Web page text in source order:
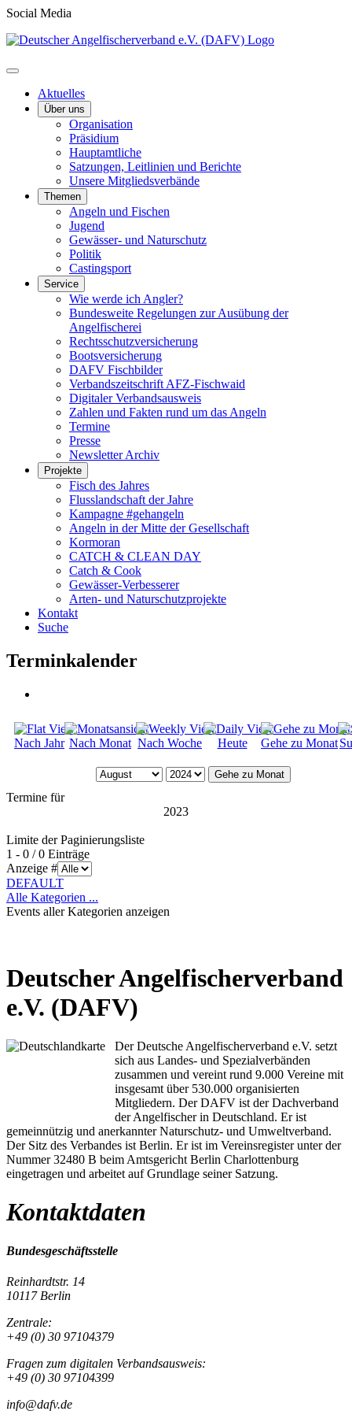
Social Media
Aktuelles
Über uns
Organisation
Präsidium
Hauptamtliche
Satzungen, Leitlinien und Berichte
Unsere Mitgliedsverbände
Themen
Angeln und Fischen
Jugend
Gewässer- und Naturschutz
Politik
Castingsport
Service
Wie werde ich Angler?
Bundesweite Regelungen zur Ausübung der
Angelfischerei
Rechtsschutzversicherung
Bootsversicherung
DAFV Fischbilder
Verbandszeitschrift AFZ-Fischwaid
Digitaler Verbandsausweis
Zahlen und Fakten rund um das Angeln
Termine
Presse
Newsletter Archiv
Projekte
Fisch des Jahres
Flusslandschaft der Jahre
Kampagne #gehangeln
Angeln in der Mitte der Gesellschaft
Kormoran
CATCH & CLEAN DAY
Catch & Cook
Gewässer-Verbesserer
Arten- und Naturschutzprojekte
Kontakt
Suche
Terminkalender
Nach Jahr Nach Monat Nach Woche Heute Gehe zu Monat
Gehe zu Monat
Termine für
2023
Limite der Paginierungsliste
1 - 0 / 0 Einträge
Anzeige #
DEFAULT
Alle Kategorien ...
Events aller Kategorien anzeigen
Deutscher Angelfischerverband
e.V. (DAFV)
Der Deutsche Angelfischerverband e.V. setzt
sich aus Landes- und Spezialverbänden
zusammen und vereint rund 9.000 Vereine mit
insgesamt über 530.000 organisierten
Mitgliedern. Der DAFV ist der Dachverband
der Angelfischer in Deutschland. Er ist
gemeinnützig und anerkannter Naturschutz- und Umweltverband.
Der Sitz des Verbandes ist Berlin. Er ist im Vereinsregister unter der
Nummer 32480 B beim Amtsgericht Berlin Charlottenburg
eingetragen und arbeitet auf Grundlage seiner Satzung.
Kontaktdaten
Bundesgeschäftsstelle
Reinhardtstr. 14
10117 Berlin
Zentrale:
+49 (0) 30 97104379
Fragen zum digitalen Verbandsausweis:
+49 (0) 30 97104399
info@dafv.de